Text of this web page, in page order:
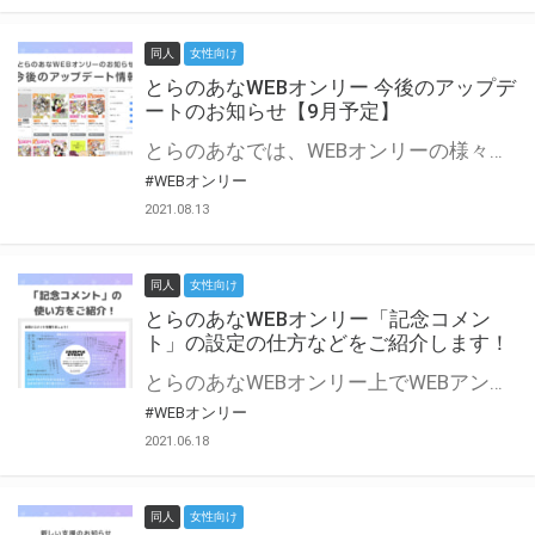
同人 女性向け
とらのあなWEBオンリー 今後のアップデ
ートのお知らせ【9月予定】
とらのあなでは、WEBオンリーの様々な支援を実施しています。 今回は2021年9月に実装を予定しているアップデート情報についてご紹介いたします。 とらのあなWEBオンリーサイトはこちら
#WEBオンリー
2021.08.13
同人 女性向け
とらのあなWEBオンリー「記念コメン
ト」の設定の仕方などをご紹介します！
とらのあなWEBオンリー上でWEBアンソロジーが作成できる「記念コメント」について、その使い方や作成手順を解説します！ 支援タイプを「サークル参加型」「サークル参加型・マルシェ(イベント会場)機能付き」でお申し込みいただいている主催者様はぜひご活用ください♪ とらのあなWEBオンリーサイトはこちら
#WEBオンリー
2021.06.18
同人 女性向け